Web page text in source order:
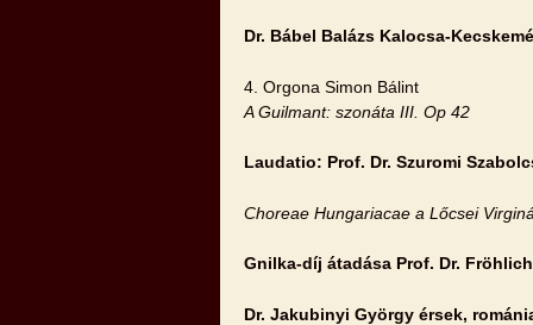
Dr. Bábel Balázs Kalocsa-
4. Orgona Simon Bálint
A Guilmant: szonáta III. Op 42
Laudatio: Prof. Dr. Szuromi
Choreae Hungariacae a Lőcsei
Gnilka-díj átadása Prof. Dr.
Dr. Jakubinyi György érsek,